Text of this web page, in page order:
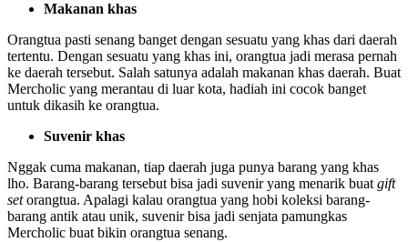
Makanan khas
Orangtua pasti senang banget dengan sesuatu yang khas dari daerah
tertentu. Dengan sesuatu yang khas ini, orangtua jadi merasa pernah
ke daerah tersebut. Salah satunya adalah makanan khas daerah. Buat
Mercholic yang merantau di luar kota, hadiah ini cocok banget
untuk dikasih ke orangtua.
Suvenir khas
Nggak cuma makanan, tiap daerah juga punya barang yang khas
lho. Barang-barang tersebut bisa jadi suvenir yang menarik buat gift
setorangtua. Apalagi kalau orangtua yang hobi koleksi barang-
barang antik atau unik, suvenir bisa jadi senjata pamungkas
Mercholic buat bikin orangtua senang.